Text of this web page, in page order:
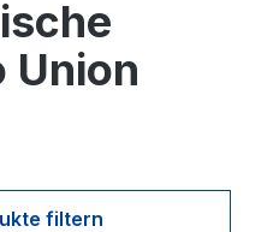
Union
filtern